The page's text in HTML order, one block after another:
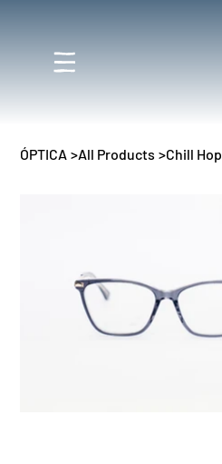
ÓPTICA >All Products >Chill Hop